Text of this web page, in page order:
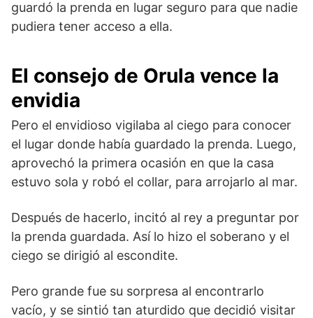
guardó la prenda en lugar seguro para que nadie
pudiera tener acceso a ella.
El consejo de Orula vence la
envidia
Pero el envidioso vigilaba al ciego para conocer
el lugar donde había guardado la prenda. Luego,
aprovechó la primera ocasión en que la casa
estuvo sola y robó el collar, para arrojarlo al mar.
Después de hacerlo, incitó al rey a preguntar por
la prenda guardada. Así lo hizo el soberano y el
ciego se dirigió al escondite.
Pero grande fue su sorpresa al encontrarlo
vacío, y se sintió tan aturdido que decidió visitar